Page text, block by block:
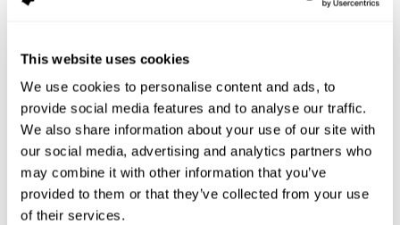
This website uses cookies
We use cookies to personalise content and ads, to
provide social media features and to analyse our traffic.
We also share information about your use of our site with
our social media, advertising and analytics partners who
may combine it with other information that you’ve
provided to them or that they’ve collected from your use
of their services.
Optimización del
procesamiento de
datos
Con herramientas de datos como AWS Glue,
podemos refinar, filtrar y procesar datos de
formas nuevas y poderosas, lo que nos
permite convertir datos sin procesar en